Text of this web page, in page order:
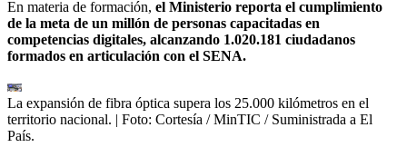
En materia de formación, el Ministerio reporta el cumplimiento
de la meta de un millón de personas capacitadas en
competencias digitales, alcanzando 1.020.181 ciudadanos
formados en articulación con el SENA.
La expansión de fibra óptica supera los 25.000 kilómetros en el
territorio nacional. | Foto: Cortesía / MinTIC / Suministrada a El
País.